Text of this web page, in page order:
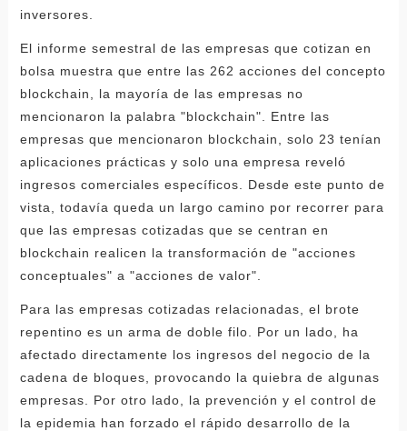
inversores.
El informe semestral de las empresas que cotizan en
bolsa muestra que entre las 262 acciones del concepto
blockchain, la mayoría de las empresas no
mencionaron la palabra "blockchain". Entre las
empresas que mencionaron blockchain, solo 23 tenían
aplicaciones prácticas y solo una empresa reveló
ingresos comerciales específicos. Desde este punto de
vista, todavía queda un largo camino por recorrer para
que las empresas cotizadas que se centran en
blockchain realicen la transformación de "acciones
conceptuales" a "acciones de valor".
Para las empresas cotizadas relacionadas, el brote
repentino es un arma de doble filo. Por un lado, ha
afectado directamente los ingresos del negocio de la
cadena de bloques, provocando la quiebra de algunas
empresas. Por otro lado, la prevención y el control de
la epidemia han forzado el rápido desarrollo de la